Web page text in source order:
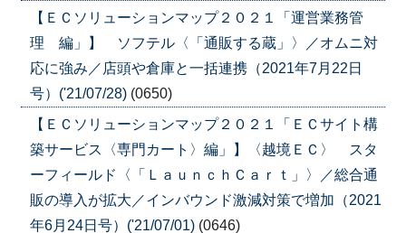
【ＥＣソリューションマップ２０２１「運営業務管
理 編」】 ソフテル〈「通販する蔵」〉／オムニ対
応に強み／店頭や倉庫と一括連携（2021年7月22日
号）('21/07/28) (0650)
【ＥＣソリューションマップ２０２１「ＥＣサイト構
築サービス〈専門カート〉編」】〈越境ＥＣ〉 スタ
ーフィールド〈「ＬａｕｎｃｈＣａｒｔ」〉／総合通
販の導入が拡大／インバウンド激減対策で増加（2021
年6月24日号）('21/07/01) (0646)